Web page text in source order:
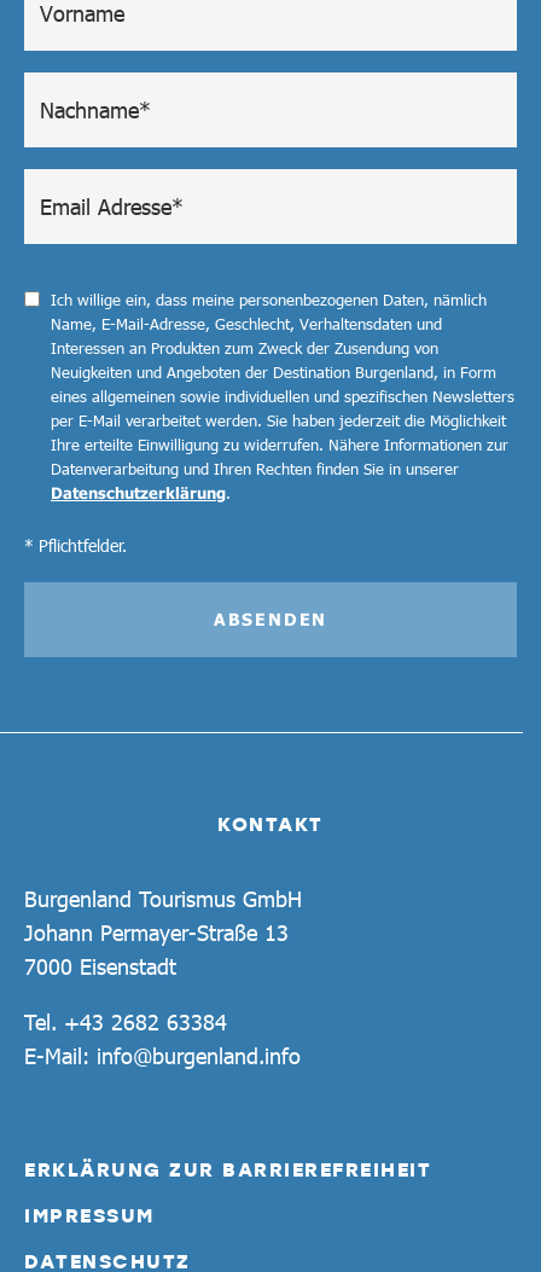
KONTAKT
Burgenland Tourismus GmbH
Johann Permayer-Straße 13
7000 Eisenstadt
Tel. +43 2682 63384
E-Mail: info@burgenland.info
ERKLÄRUNG ZUR BARRIEREFREIHEIT
IMPRESSUM
DATENSCHUTZ
Ich willige ein, dass meine personenbezogenen Daten, nämlich
Name, E-Mail-Adresse, Geschlecht, Verhaltensdaten und
Interessen an Produkten zum Zweck der Zusendung von
Neuigkeiten und Angeboten der Destination Burgenland, in Form
eines allgemeinen sowie individuellen und spezifischen Newsletters
per E-Mail verarbeitet werden. Sie haben jederzeit die Möglichkeit
Ihre erteilte Einwilligung zu widerrufen. Nähere Informationen zur
Datenverarbeitung und Ihren Rechten finden Sie in unserer
Datenschutzerklärung.
* Pflichtfelder.
ABSENDEN